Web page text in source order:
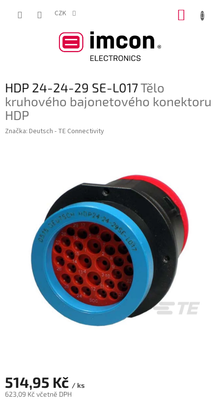
CZK
HDP 24-24-29 SE-L017Tělo
kruhového bajonetového konektoru
HDP
Značka: Deutsch - TE Connectivity
514,95 Kč / ks
623,09 Kč včetně DPH